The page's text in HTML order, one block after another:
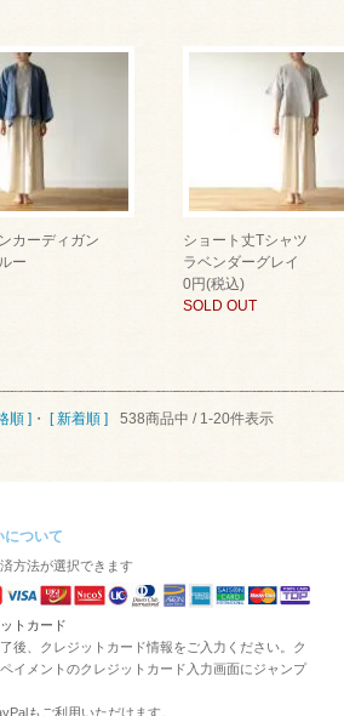
カーディガン
ー
ショート丈Tシャツ
ラベンダーグレイ
0円(税込)
SOLD OUT
順 ] ・ [ 新着順 ] 538商品中 / 1-20件表示
について
方法が選択できます
トカード
後、クレジットカード情報をご入力ください。ク
イメントのクレジットカード入力画面にジャンプ
もご利用いただけます。